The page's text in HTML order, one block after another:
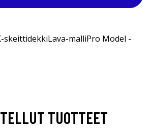
skeittidekkiLava-malliPro Model -
TUOTTEET